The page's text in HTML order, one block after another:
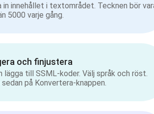
in innehållet i textområdet. Tecknen bör
5000 varje gång.
och finjustera
lägga till SSML-koder. Välj språk och röst.
sedan på Konvertera-knappen.